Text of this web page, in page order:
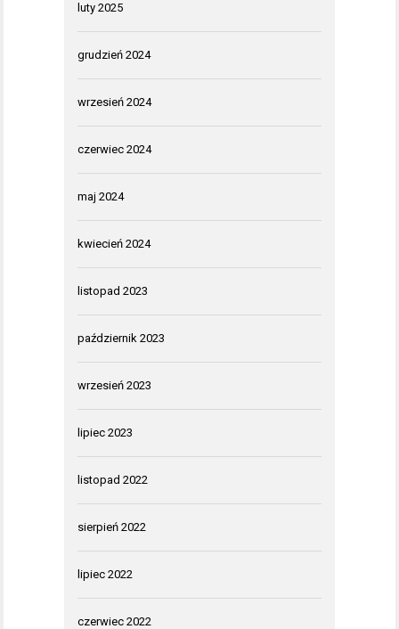
luty 2025
grudzień 2024
wrzesień 2024
czerwiec 2024
maj 2024
kwiecień 2024
listopad 2023
październik 2023
wrzesień 2023
lipiec 2023
listopad 2022
sierpień 2022
lipiec 2022
czerwiec 2022